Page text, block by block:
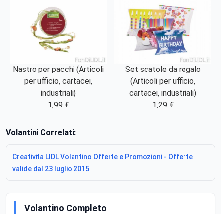
Nastro per pacchi (Articoli
per ufficio, cartacei,
industriali)
1,99 €
Set scatole da regalo
(Articoli per ufficio,
cartacei, industriali)
1,29 €
Volantini Correlati:
Creativita LIDL Volantino Offerte e Promozioni - Offerte
valide dal 23 luglio 2015
Volantino Completo